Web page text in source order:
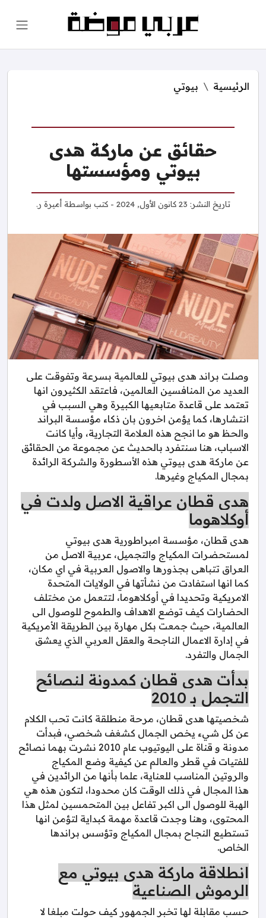
الرئيسية بيوتي
حقائق عن ماركة هدى
بيوتي ومؤسستها
تاريخ النشر: 23 كانون الأول, 2024 - كتب بواسطةأميرة ر.
وصلت براند هدى بيوتي للعالمية بسرعة وتفوقت على
العديد من المنافسين العالمين، فاعتقد الكثيرون انها
تعتمد على قاعدة متابعيها الكبيرة وهي السبب في
انتشارها، كما يؤمن اخرون بان ذكاء مؤسسة البراند
والحظ هو ما انجح هذه العلامة التجارية، وأيا كانت
الاسباب، هنا سنتفرد بالحديث عن مجموعة من الحقائق
عن ماركة هدى بيوتي هذه الأسطورة والشركة الرائدة
بمجال المكياج وغيرها.
هدى قطان عراقية الاصل ولدت في
أوكلاهوما
هدى قطان، مؤسسة امبراطورية هدى بيوتي
لمستحضرات المكياج والتجميل، عربية الاصل من
العراق تتباهى بجذورها والاصول العربية في اي مكان،
كما انها استفادت من نشأتها في الولايات المتحدة
الامريكية وتحديدا في أوكلاهوما، لتتعمل من مختلف
الحضارات كيف توضع الاهداف والطموح للوصول الى
العالمية، حيث جمعت بكل مهارة بين الطريقة الأمريكية
في إدارة الاعمال الناجحة والعقل العربي الذي يعشق
الجمال والتفرد.
بدأت هدى قطان كمدونة لنصائح
التجمل بـ 2010
شخصيتها هدى قطان، مرحة منطلقة كانت تحب الكلام
عن كل شيء يخص الجمال كشغف شخصي، فبدأت
مدونة و قناة على اليوتيوب عام 2010 نشرت بهما نصائح
للفتيات في قطر والعالم عن كيفية وضع المكياج
والروتين المناسب للعناية، علما بأنها من الرائدين في
هذا المجال في ذلك الوقت كان محدودا، لتكون هذه هي
الهبة للوصول الى اكبر تفاعل بين المتحمسين لمثل هذا
المحتوى، وهنا وجدت قاعدة مهمة كبداية لتؤمن انها
تستطيع النجاح بمجال المكياج وتؤسس براندها
الخاص.
انطلاقة ماركة هدى بيوتي مع
الرموش الصناعية
حسب مقابلة لها تخبر الجمهور كيف حولت مبلغا لا